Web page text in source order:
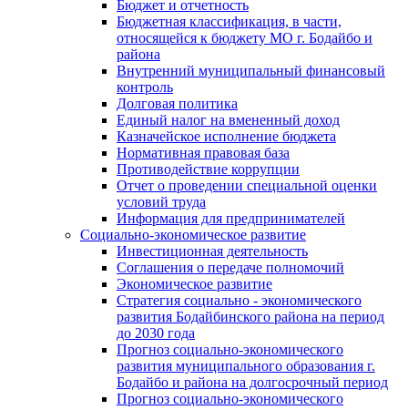
Бюджет и отчетность
Бюджетная классификация, в части,
относящейся к бюджету МО г. Бодайбо и
района
Внутренний муниципальный финансовый
контроль
Долговая политика
Единый налог на вмененный доход
Казначейское исполнение бюджета
Нормативная правовая база
Противодействие коррупции
Отчет о проведении специальной оценки
условий труда
Информация для предпринимателей
Социально-экономическое развитие
Инвестиционная деятельность
Соглашения о передаче полномочий
Экономическое развитие
Стратегия социально - экономического
развития Бодайбинского района на период
до 2030 года
Прогноз социально-экономического
развития муниципального образования г.
Бодайбо и района на долгосрочный период
Прогноз социально-экономического